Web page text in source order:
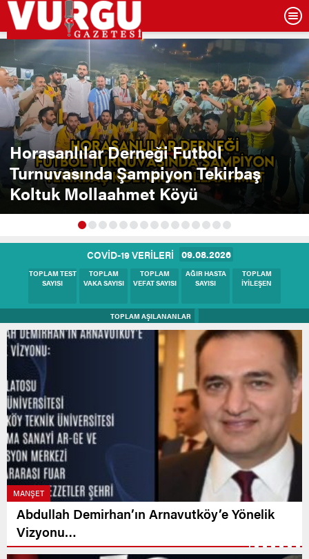
Horasanlılar Derneği Futbol
Turnuvasında Şampiyon Tekirbaş
Koltuk Mollaahmet Köyü
COVİD-19 VERİLERİ 09.08.2026
BUGÜNKÜ
TEST SAYISI
BUGÜNKÜ
VAKA SAYISI
BUGÜNKÜ
HASTA SAYISI
BUGÜNKÜ
VEFAT SAYISI
BUGÜNKÜ
İYİLEŞEN
TOPLAM AŞILANANLAR
MANŞET
Abdullah Demirhan’ın Arnavutköy’e Yönelik
Vizyonu…